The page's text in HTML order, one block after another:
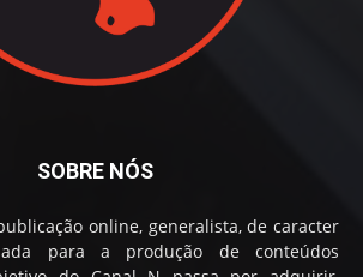
SOBRE NÓS
online, generalista, de caracter
para a produção de conteúdos